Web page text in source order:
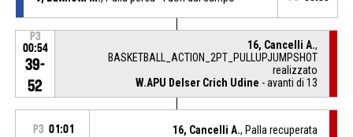
P3
00:54
39-
52
16, Cancelli A.,
BASKETBALL_ACTION_2PT_PULLUPJUMPSHOT
realizzato
W.APU Delser Crich Udine - avanti di 13
P3 01:01 16, Cancelli A., Palla recuperata